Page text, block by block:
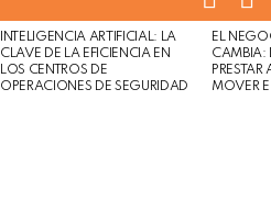
INTELIGENCIA ARTIFICIAL: LA
CLAVE DE LA EFICIENCIA EN
LOS CENTROS DE
OPERACIONES DE SEGURIDAD
EL
CAMBIA:
MOVER